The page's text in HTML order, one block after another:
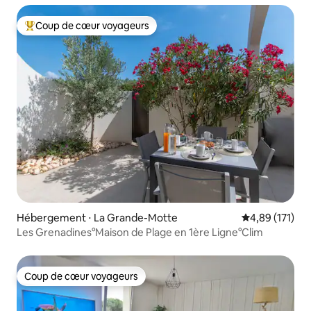
Coups de cœur voyageurs les plus appréciés
Coup de cœur voyageurs
Hébergement ⋅ La Grande-Motte Évaluation
4,89 (171)
Les Grenadines°Maison de Plage en 1ère Ligne°Clim
Coup de cœur voyageurs
Coup de cœur voyageurs